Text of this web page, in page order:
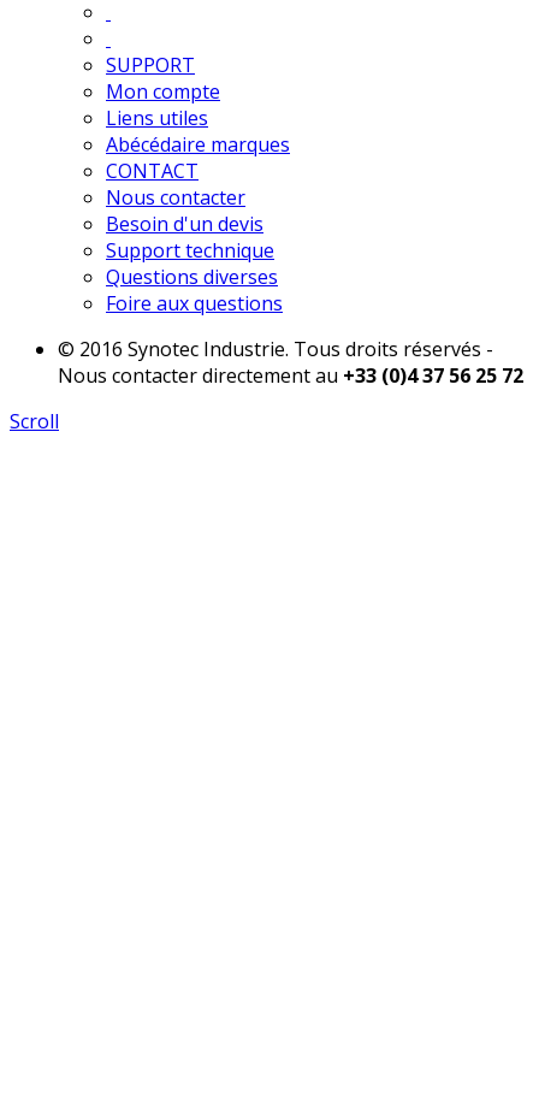
SUPPORT
Mon compte
Liens utiles
Abécédaire marques
CONTACT
Nous contacter
Besoin d'un devis
Support technique
Questions diverses
Foire aux questions
© 2016 Synotec Industrie. Tous droits réservés -
Nous contacter directement au +33 (0)4 37 56 25 72
Scroll